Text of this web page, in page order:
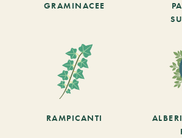
GRAMINACEE
RAMPICANTI